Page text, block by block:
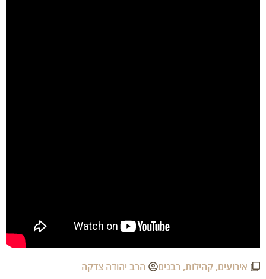
אירועים,קהילות,רבנים הרב יהודה צדקה